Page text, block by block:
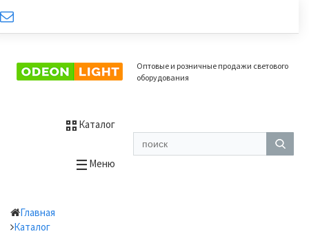
Оптовые и розничные продажи светового
оборудования
Каталог
Меню
Главная
Каталог